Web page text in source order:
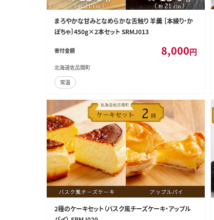
まろやかな甘みとなめらかな舌触り 羊羹 ［本練り・か
ぼちゃ］450g×2本セット SRMJ013
寄付金額 8,000円
北海道佐呂間町
常温
2種のケーキセット（バスク風チーズケーキ・アップル